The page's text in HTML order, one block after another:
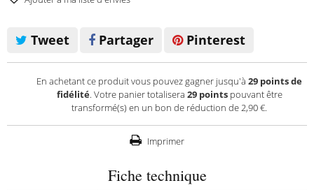
Tweet Partager Pinterest
En achetant ce produit vous pouvez gagner jusqu'à 29 points de
fidélité. Votre panier totalisera 29pointspouvant être
transformé(s) en un bon de réduction de 2,90 €.
Imprimer
Fiche technique